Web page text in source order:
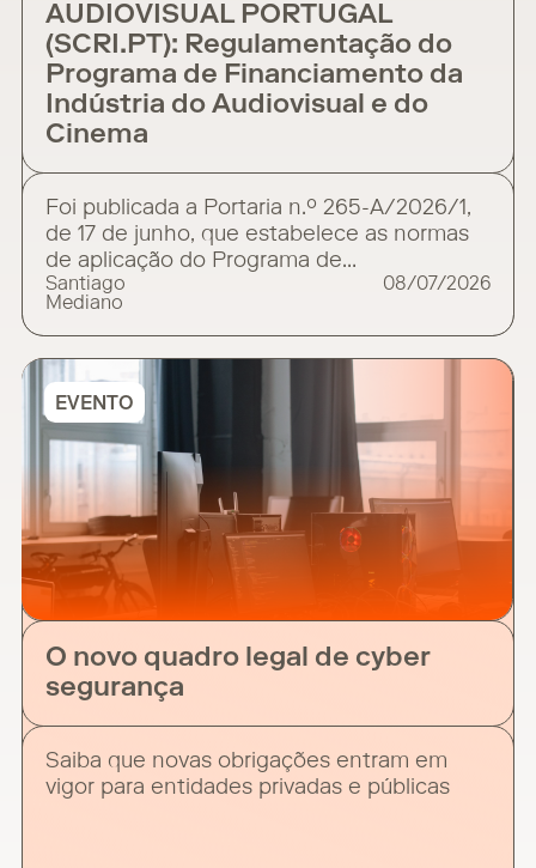
AUDIOVISUAL PORTUGAL
(SCRI.PT): Regulamentação do
Programa de Financiamento da
Indústria do Audiovisual e do
Cinema
Foi publicada a Portaria n.º 265-A/2026/1,
de 17 de junho, que estabelece as normas
de aplicação do Programa de
Financiamento da Indústria do Audiovisual
e do Cinema (SCRI.PT), criado pelo
Decreto-Lei n.º 57/2026, de 19 de fevereiro,
para o período 2026-2029. A nova portaria
regulamenta o Regime de Incentivos à
Produção Audiovisual e Cinematográfica
(RIPAC),
Santiago
Mediano
08/07/2026
O novo quadro legal de cyber
segurança
Saiba que novas obrigações entram em
vigor para entidades privadas e públicas
EVENTO